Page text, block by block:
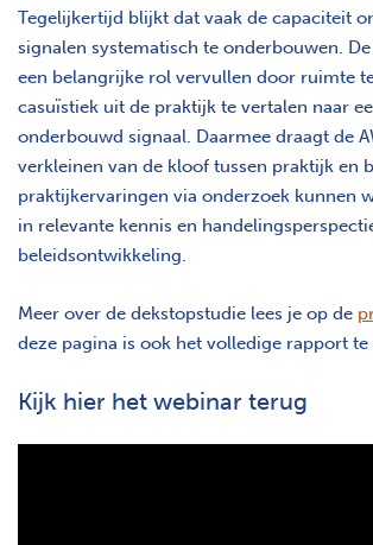
Tegelijkertijd blijkt dat vaak de capaciteit
signalen systematisch te onderbouwen.
een belangrijke rol vervullen door ruimte
casuïstiek uit de praktijk te vertalen naar
onderbouwd signaal. Daarmee draagt de
verkleinen van de kloof tussen praktijk en
praktijkervaringen via onderzoek kunnen
in relevante kennis en
beleidsontwikkeling.
Meer over de dekstopstudie lees je op de
deze pagina is ook het volledige rapport
Kijk hier het webinar terug